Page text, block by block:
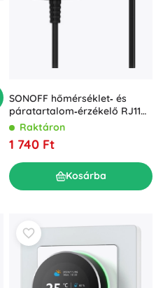
SONOFF hőmérséklet‑ és
páratartalom‑érzékelő RJ11
csatlakozóval
Raktáron
1 740 Ft
Kosárba